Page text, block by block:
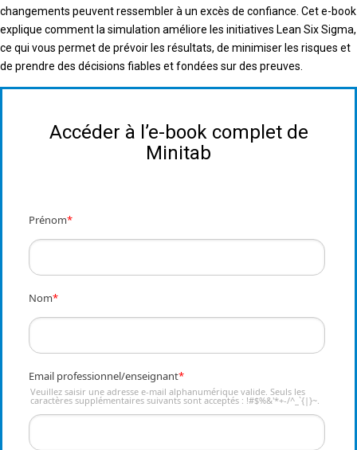
changements peuvent ressembler à un excès de confiance. Cet e-book
explique comment la simulation améliore les initiatives Lean Six Sigma,
ce qui vous permet de prévoir les résultats, de minimiser les risques et
de prendre des décisions fiables et fondées sur des preuves.
Accéder à l’e-book complet de
Minitab
Prénom*
Nom*
Email professionnel/enseignant*
Veuillez saisir une adresse e-mail alphanumérique valide. Seuls les
caractères supplémentaires suivants sont acceptés : !#$%&'*+-/^_`{|}~.